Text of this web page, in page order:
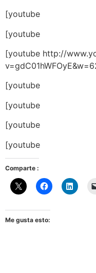
[youtube
[youtube
[youtube http://
[youtube
[youtube
[youtube
[youtube
Comparte :
Me gusta esto: